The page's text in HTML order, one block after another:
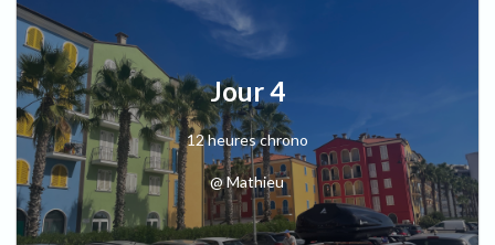
Jour 4
12 heures chrono
@ Mathieu